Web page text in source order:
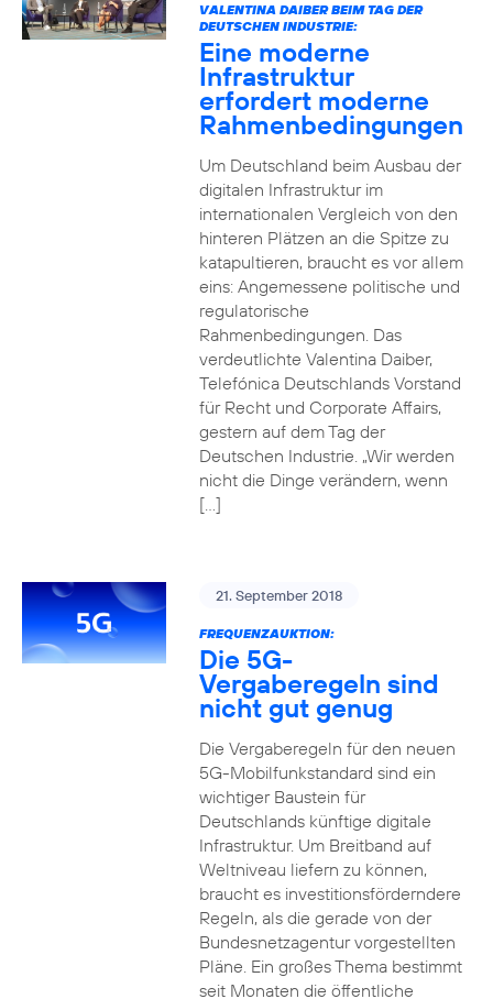
VALENTINA DAIBER BEIM TAG DER
DEUTSCHEN INDUSTRIE:
Eine moderne
Infrastruktur
erfordert moderne
Rahmenbedingungen
Um Deutschland beim Ausbau der
digitalen Infrastruktur im
internationalen Vergleich von den
hinteren Plätzen an die Spitze zu
katapultieren, braucht es vor allem
eins: Angemessene politische und
regulatorische
Rahmenbedingungen. Das
verdeutlichte Valentina Daiber,
Telefónica Deutschlands Vorstand
für Recht und Corporate Affairs,
gestern auf dem Tag der
Deutschen Industrie. „Wir werden
nicht die Dinge verändern, wenn
[…]
21. September 2018
FREQUENZAUKTION:
Die 5G-
Vergaberegeln sind
nicht gut genug
Die Vergaberegeln für den neuen
5G-Mobilfunkstandard sind ein
wichtiger Baustein für
Deutschlands künftige digitale
Infrastruktur. Um Breitband auf
Weltniveau liefern zu können,
braucht es investitionsförderndere
Regeln, als die gerade von der
Bundesnetzagentur vorgestellten
Pläne. Ein großes Thema bestimmt
seit Monaten die öffentliche